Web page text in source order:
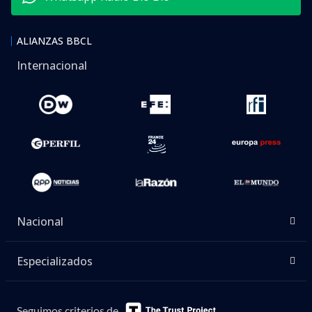
ALIANZAS BBCL
Internacional
Nacional
Especializados